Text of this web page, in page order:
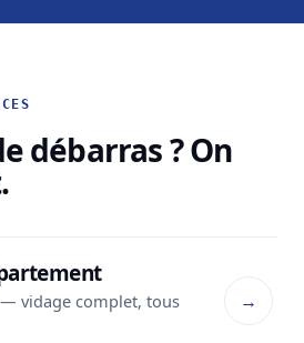
débarras ? On
— vidage complet, tous
→